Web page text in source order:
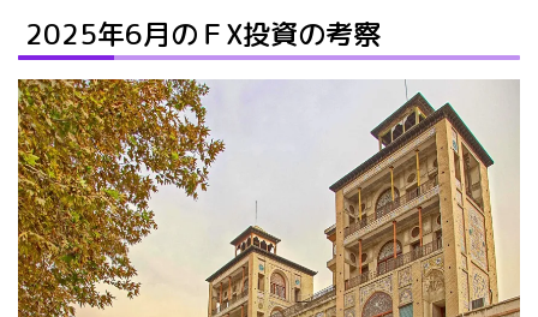
2025年6月のＦX投資の考察